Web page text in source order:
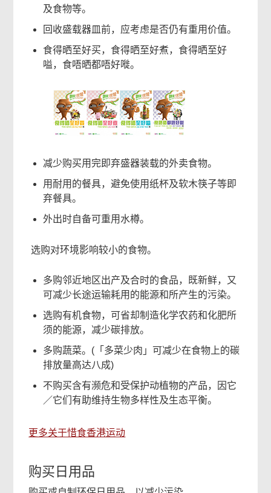
及食物等。
回收盛载器皿前，应考虑是否仍有重用价值。
食得晒至好买，食得晒至好煮，食得晒至好
嗌，食唔晒都唔好嘥。
减少购买用完即弃盛器装载的外卖食物。
用耐用的餐具，避免使用纸杯及软木筷子等即
弃餐具。
外出时自备可重用水樽。
选购对环境影响较小的食物。
多购邻近地区出产及合时的食品，既新鲜，又
可减少长途运输耗用的能源和所产生的污染。
选购有机食物，可省却制造化学农药和化肥所
须的能源，减少碳排放。
多购蔬菜。(「多菜少肉」可减少在食物上的碳
排放量高达八成)
不购买含有濒危和受保护动植物的产品，因它
／它们有助维持生物多样性及生态平衡。
更多关于惜食香港运动
购买日用品